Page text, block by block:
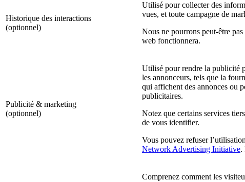
Historique des interactions
(optionnel)
Utilisé pour collecter des
vues, et toute campagne de
Nous ne pourrons peut-être
web fonctionnera.
Publicité & marketing
(optionnel)
Utilisé pour rendre la publicité
les annonceurs, tels que la
qui affichent des annonces ou
publicitaires.
Notez que certains services
de vous identifier.
Vous pouvez refuser
Network Advertising Initiative.
Comprenez comment les